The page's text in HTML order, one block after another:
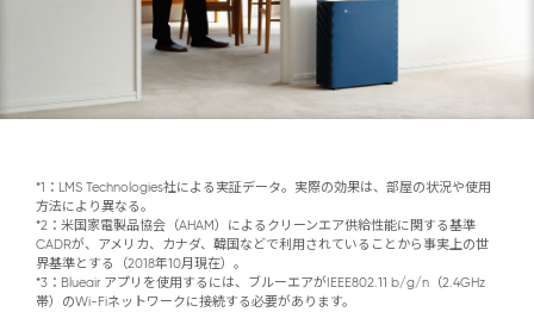
*1：LMS Technologies社による実証データ。実際の効果は、部屋の状況や使用
方法により異なる。
*2：米国家電製品協会（AHAM）によるクリーンエア供給性能に関する基準
CADRが、アメリカ、カナダ、韓国などで利用されていることから事実上の世
界基準とする（2018年10月現在）。
*3：Blueair アプリを使用するには、ブルーエアがIEEE802.11 b/g/n（2.4GHz
帯）のWi-Fiネットワークに接続する必要があります。